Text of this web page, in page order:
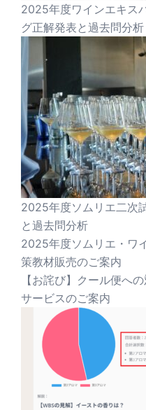
2025年度ワインエキス
グ正解発表と過去問分析
2025年度ソムリエ二次
と過去問分析
2025年度ソムリエ・ワ
策教材販売のご案内
【お詫び】クール便へ
サービスのご案内